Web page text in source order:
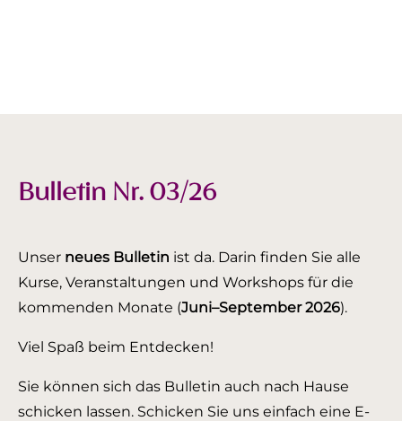
Bulletin Nr. 03/26
Unser neues Bulletin ist da. Darin finden Sie alle
Kurse, Veranstaltungen und Workshops für die
kommenden Monate (Juni–September 2026).
Viel Spaß beim Entdecken!
Sie können sich das Bulletin auch nach Hause
schicken lassen. Schicken Sie uns einfach eine E-